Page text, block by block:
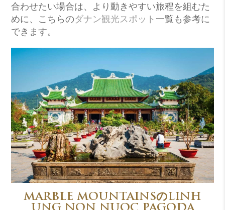
合わせたい場合は、より動きやすい旅程を組むた
めに、こちらのダナン観光スポット 一覧も参考に
できます。
MARBLE MOUNTAINSのLINH